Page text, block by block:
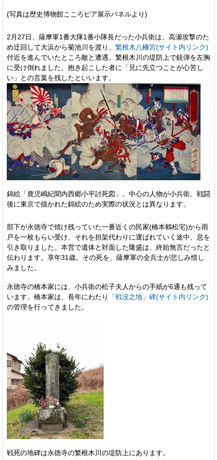
(写真は歴史博物館こころピア展示パネルより)
2月27日、薩摩軍1番大隊1番小隊長だった小兵衛は、高瀬攻撃のた
め迂回して大浜から菊池川を渡り、 繁根木八幡宮(サイト内リンク)
付近を進んでいたところ敵と遭遇。繁根木川の堤防上で銃弾を左胸
に受け倒れました。抱き起こした者に「兄に先立つことが心苦し
い」との言葉を残したといいます。
錦絵「鹿児嶋紀聞内西郷小平討死図」。中心の人物が小兵衛。戦闘
後に東京で描かれた錦絵のため実際の状況とは異なります。
部下が永徳寺で焼け残っていた一番近くの民家(橋本鶴松宅)から雨
戸を一枚もらい受け、それを担架代わりに運ばれていく途中、息を
引き取りました。本営で遺体と対面した隆盛は、終始無言だったと
伝わります。享年31歳。その死を、薩摩軍の全兵士が悲しみ惜し
みました。
永徳寺の橋本家には、小兵衛の松子夫人からの手紙が6通も残って
います。橋本家は、長年にわたり
「戦没之地」碑(サイト内リンク)
の管理を行ってきました。
戦死の地碑は永徳寺の繁根木川の堤防上にあります。